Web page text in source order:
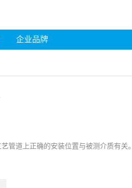
企业品牌
管道上正确的安装位置与被测介质有关。